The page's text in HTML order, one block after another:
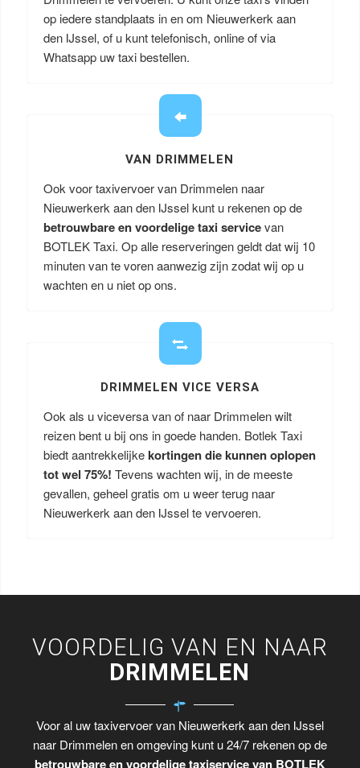
op iedere standplaats in en om Nieuwerkerk aan
den IJssel, of u kunt telefonisch, online of via
Whatsapp uw taxi bestellen.
VAN DRIMMELEN
Ook voor taxivervoer van Drimmelen naar
Nieuwerkerk aan den IJssel kunt u rekenen op de
betrouwbare en voordelige taxi servicevan
BOTLEK Taxi. Op alle reserveringen geldt dat wij 10
minuten van te voren aanwezig zijn zodat wij op u
wachten en u niet op ons.
DRIMMELEN VICE VERSA
Ook als u viceversa van of naar Drimmelen wilt
reizen bent u bij ons in goede handen. Botlek Taxi
biedt aantrekkelijkekortingen die kunnen oplopen
tot wel 75%! Tevens wachten wij, in de meeste
gevallen, geheel gratis om u weer terug naar
Nieuwerkerk aan den IJssel te vervoeren.
VOORDELIG VAN EN NAAR
DRIMMELEN
Voor al uw taxivervoer van Nieuwerkerk aan den IJssel
naar Drimmelen en omgeving kunt u 24/7 rekenen op de
betrouwbare en voordelige taxiservice van BOTLEK